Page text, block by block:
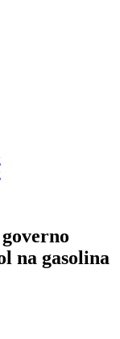
na gasolina